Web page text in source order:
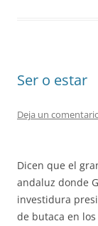
Ser o estar
Deja un
Dicen que el
andaluz donde
investidura
de butaca en